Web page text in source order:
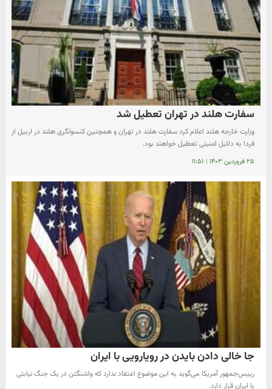
سفارت هلند در تهران تعطیل شد
وزارت خارجه هلند اعلام کرد سفارت هلند در تهران و همچنین کنسولگری هلند در اربیل از
فردا به دلایل امنیتی تعطیل خواهند بود.
۲۵ فروردین ۱۴۰۳ | ۱۱:۵۱
جا خالی دادن بایدن در رویارویی با ایران
رییس‌جمهور آمریکا می‌گوید به این موضوع اعتقاد ندارد که واشنگتن در یک جنگ نیابتی
با ایران قرار دارد.